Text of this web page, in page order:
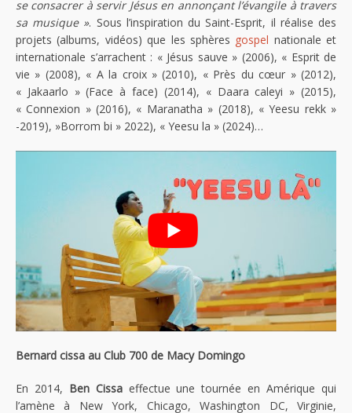
se consacrer à servir Jésus en annonçant l’évangile à travers
sa musique ». Sous l’inspiration du Saint-Esprit, il réalise des
projets (albums, vidéos) que les sphères gospel nationale et
internationale s’arrachent : « Jésus sauve » (2006), « Esprit de
vie » (2008), « A la croix » (2010), « Près du cœur » (2012),
« Jakaarlo » (Face à face) (2014), « Daara caleyi » (2015),
« Connexion » (2016), « Maranatha » (2018), « Yeesu rekk »
-2019), »Borrom bi » 2022), « Yeesu la » (2024)…
Bernard cissa au Club 700 de Macy Domingo
En 2014, Ben Cissaeffectue une tournée en Amérique qui
l’amène à New York, Chicago, Washington DC, Virginie,